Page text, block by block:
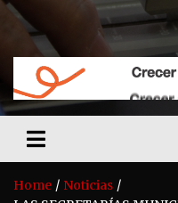
FM LIDER
Home
Noticias